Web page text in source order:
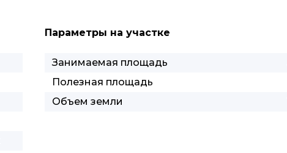
Параметры на участке
Занимаемая площадь
Полезная площадь
Объем земли